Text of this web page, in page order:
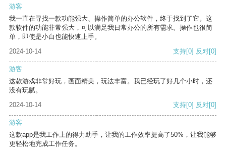
游客
我一直在寻找一款功能强大、操作简单的办公软件，终于找到了它。这
款软件的功能非常强大，可以满足我日常办公的所有需求。操作也很简
单，即使是小白也能快速上手。
2024-10-14
支持[0] 反对[0]
游客
这款游戏非常好玩，画面精美，玩法丰富。我已经玩了好几个小时，还
没有玩腻。
2024-10-14
支持[0] 反对[0]
游客
这款app是我工作上的得力助手，让我的工作效率提高了50%，让我能够
更轻松地完成工作任务。